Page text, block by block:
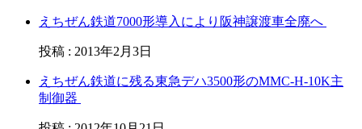
えちぜん鉄道7000形導入により阪神譲渡車全廃へ
投稿 : 2013年2月3日
えちぜん鉄道に残る東急デハ3500形のMMC-H-10K主
制御器